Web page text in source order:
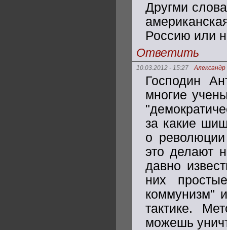
Другми
Россию или
Ответить
10.03.2012 - 15:27
Господин
многие
за какие
о
это делают
давно
них
коммунизм"
тактике.
можешь